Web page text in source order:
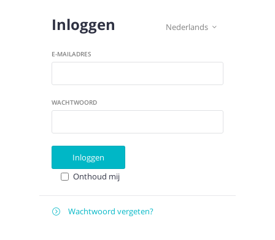
Nederlands 
Inloggen
E-MAILADRES
WACHTWOORD
Inloggen
Onthoud mij
 Wachtwoord vergeten?